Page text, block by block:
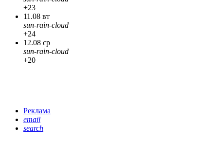
+23
11.08 вт
sun-rain-cloud
+24
12.08 ср
sun-rain-cloud
+20
Реклама
email
search